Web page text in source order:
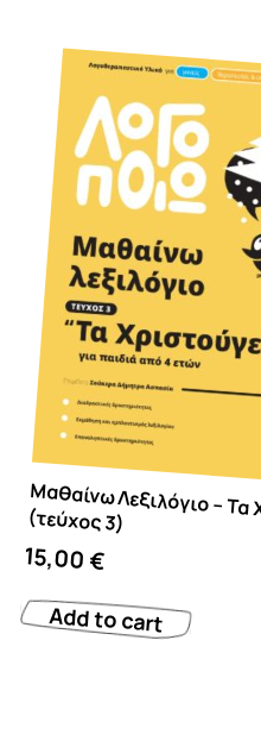
Μαθαίνω Λεξιλόγιο – Τα Χριστούγεννα (τεύχος 3)
15,00€
Add to cart